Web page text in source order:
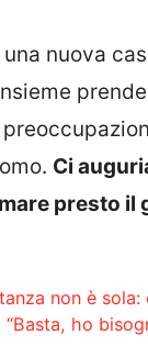
nuova
Ci
presto il
non è sola:
ho